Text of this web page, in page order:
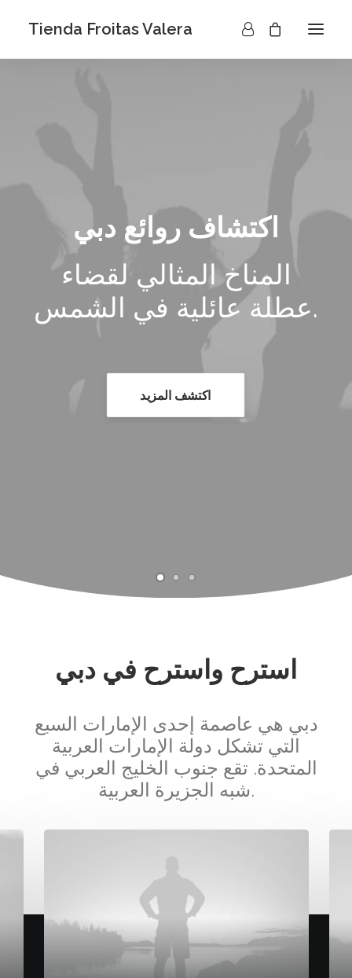
Tienda Froitas Valera
اكتشاف روائع دبي
المناخ المثالي لقضاء
عطلة عائلية في الشمس.
اكتشف المزيد
استرح واسترح في دبي
دبي هي عاصمة إحدى الإمارات السبع
التي تشكل دولة الإمارات العربية
المتحدة. تقع جنوب الخليج العربي في
شبه الجزيرة العربية.